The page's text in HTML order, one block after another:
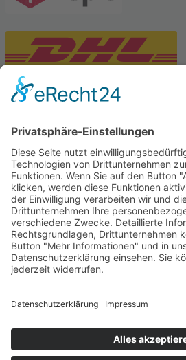
Tekal – Textile Lebensqualität
Exklusive moderne &
Feuerwerk XXL
Pyrotechnik online bestellen
© Stadtmühle Waldenbuch 2026
und Mühlenprodukte ·
Cookie-
Alle Preise inkl. der gesetzlichen MwSt.
Die durchgestrichenen Preise